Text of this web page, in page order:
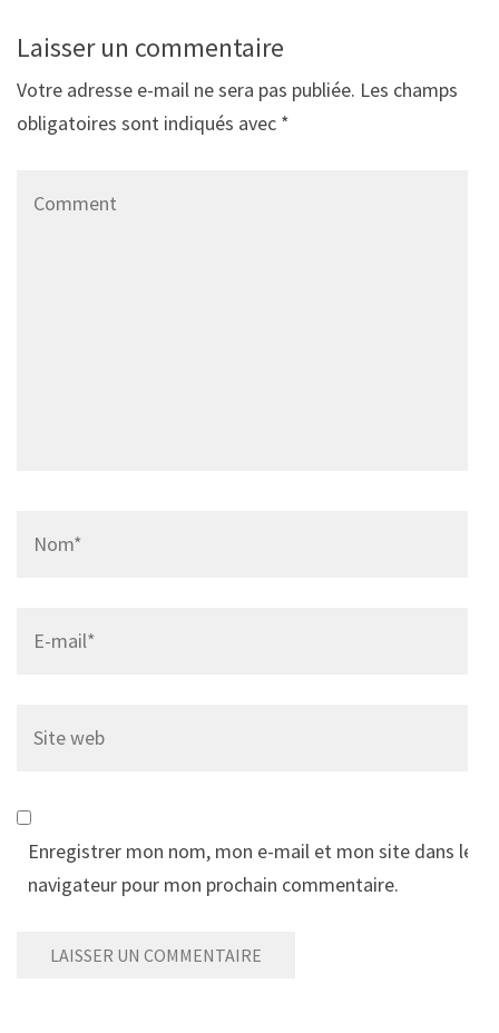
Laisser un commentaire
Votre adresse e-mail ne sera pas publiée. Les champs
obligatoires sont indiqués avec *
web
Enregistrer mon nom, mon e-mail et mon site dans le
navigateur pour mon prochain commentaire.